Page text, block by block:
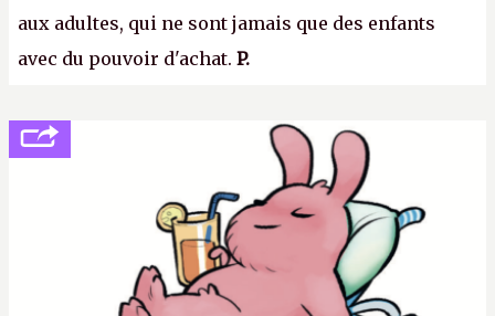
aux adultes, qui ne sont jamais que des enfants
avec du pouvoir d'achat. P.